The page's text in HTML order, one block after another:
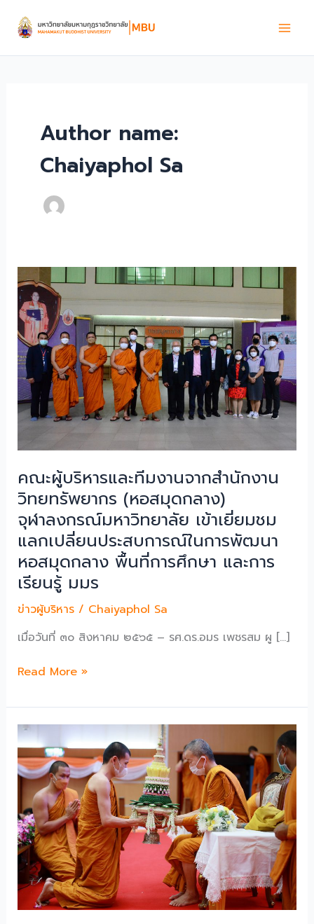
content
Author name:
Chaiyaphol Sa
คณะผู้บริหารและทีมงานจากสำนักงาน
วิทยทรัพยากร (หอสมุดกลาง)
จุฬาลงกรณ์มหาวิทยาลัย เข้าเยี่ยมชม
แลกเปลี่ยนประสบการณ์ในการพัฒนา
หอสมุดกลาง พื้นที่การศึกษา และการ
เรียนรู้ มมร
ข่าวผู้บริหาร/ Chaiyaphol Sa
เมื่อวันที่ ๓๐ สิงหาคม ๒๕๖๕ – รศ.ดร.อมร เพชรสม ผู […]
คณะ
บริหาร
และ
ทีม
งาน
จาก
สำนักงาน
วิทย
ทรัพยากร
(หอ
สมุด
กลาง)
จุฬาลงกรณ์
Read More »